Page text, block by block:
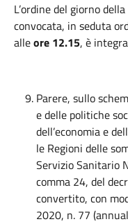
L’ordine del giorno
convocata, in seduta
alleore 12.15, è
Parere, sullo
e delle politiche
dell’economia e
le Regioni delle
Servizio Sanitario
comma 24, del
convertito, con
2020, n. 77